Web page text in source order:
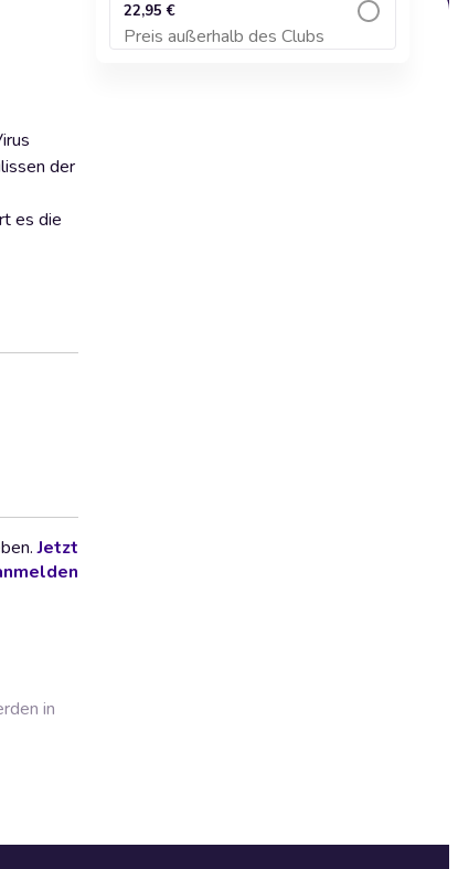
der
es die
Jetzt
in
22,95 €
Preis außerhalb des Clubs
Zum Warenkorb hinzufügen